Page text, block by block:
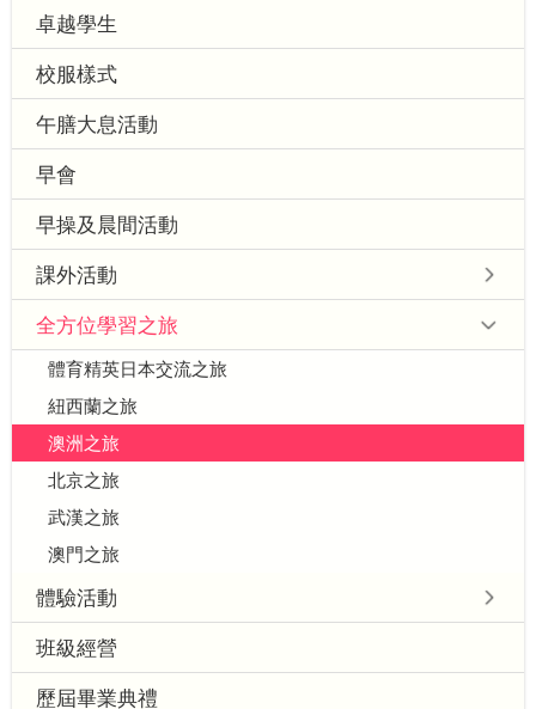
卓越學生
校服樣式
午膳大息活動
早會
早操及晨間活動
課外活動
全方位學習之旅
體育精英日本交流之旅
紐西蘭之旅
澳洲之旅
北京之旅
武漢之旅
澳門之旅
體驗活動
班級經營
歷屆畢業典禮